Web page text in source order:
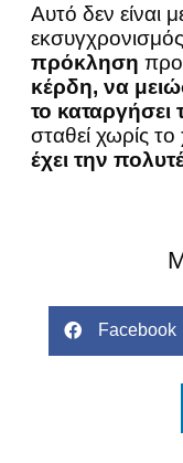
Αυτό δεν είναι
πρόκληση
κέρδη, να
το καταργήσει
σταθεί χωρίς
έχει την
Facebook